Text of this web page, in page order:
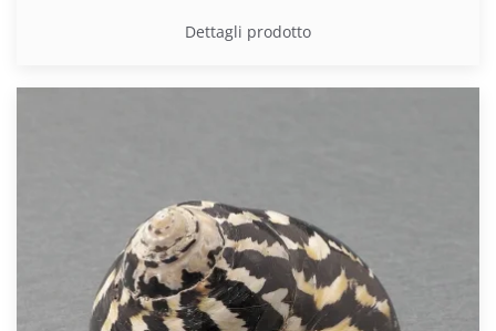
Dettagli prodotto